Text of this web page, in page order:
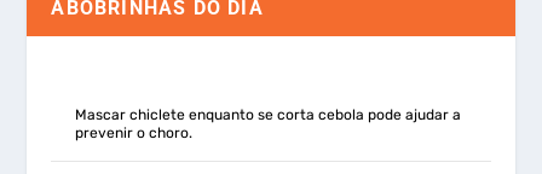
ABOBRINHAS DO DIA
Mascar chiclete enquanto se corta cebola pode ajudar a
prevenir o choro.